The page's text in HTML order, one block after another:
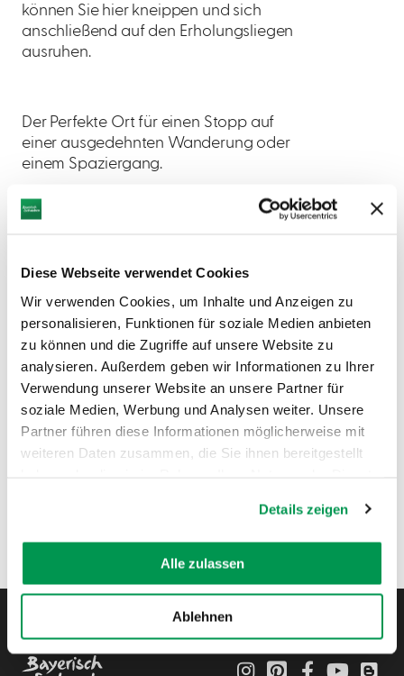
Diese Webseite verwendet Cookies
Wir verwenden Cookies, um Inhalte und Anzeigen zu
personalisieren, Funktionen für soziale Medien anbieten
zu können und die Zugriffe auf unsere Website zu
analysieren. Außerdem geben wir Informationen zu Ihrer
Verwendung unserer Website an unsere Partner für
soziale Medien, Werbung und Analysen weiter. Unsere
Partner führen diese Informationen möglicherweise mit
weiteren Daten zusammen, die Sie ihnen bereitgestellt
Details zeigen
Alle zulassen
Ablehnen
können Sie hier kneippen und sich
anschließend auf den Erholungsliegen
ausruhen.
Der Perfekte Ort für einen Stopp auf
einer ausgedehnten Wanderung oder
einem Spaziergang.
AUF DER KARTE ANZEIGEN
InstagramPinterestFacebookYouTube